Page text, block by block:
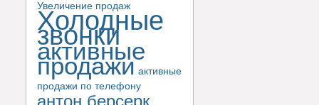
Увеличение продаж
Холодные
звонки
активные
продажи активные
продажи по телефону
антон берсерк